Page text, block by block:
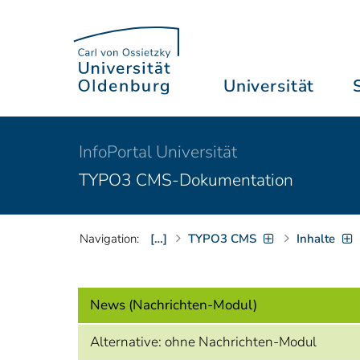
Universität
InfoPortal Universität
TYPO3 CMS-Dokumentation
Navigation: […] TYPO3 CMS Inhalte
News (Nachrichten-Modul)
Alternative: ohne Nachrichten-Modul